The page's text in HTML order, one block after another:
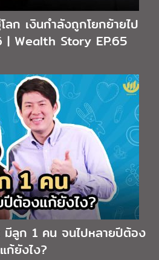
ลก เงินกำลังถูกโยกย้ายไป
| Wealth Story EP.65
ลูก 1 คน จนไปหลายปีต้อง
แก้ยังไง?